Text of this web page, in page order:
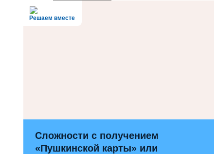
Решаем вместе
Сложности с получением
«Пушкинской карты» или